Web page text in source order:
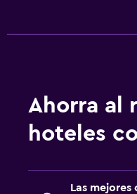
TV por cable o vía
Aire libre
Ahorra al
hoteles
Las